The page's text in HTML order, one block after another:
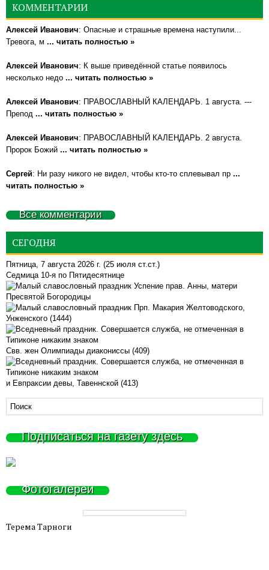
КОММЕНТАРИИ
Алексей Иванович: Опасные и страшные времена наступили...
Тревога, м ... читать полностью »
Алексей Иванович: К выше приведённой статье появилось
несколько недо ... читать полностью »
Алексей Иванович: ПРАВОСЛАВНЫЙ КАЛЕНДАРЬ. 1 августа. ---
Препод ... читать полностью »
Алексей Иванович: ПРАВОСЛАВНЫЙ КАЛЕНДАРЬ. 2 августа.
Пророк Божий ... читать полностью »
Сергей: Ни разу никого не видел, чтобы кто-то сплевывал пр ...
читать полностью »
Все комментарии
СЕГОДНЯ
Пятница, 7 августа 2026 г. (25 июля ст.ст.)
Седмица 10-я по Пятидесятнице
Успение прав. Анны, матери
Пресвятой Богородицы
Прп. Макария Желтоводского,
Унженского (1444)
Свв. жен Олимпиады диакониссы (409)
и Евпраксии девы, Тавеннской (413)
Подписаться на газету здесь
Фотогалереи
Терема Тарноги